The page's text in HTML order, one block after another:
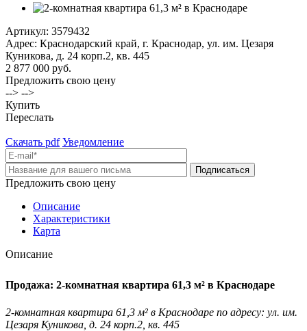
Артикул: 3579432
Адрес: Краснодарский край, г. Краснодар, ул. им. Цезаря
Куникова, д. 24 корп.2, кв. 445
2 877 000 руб.
Предложить свою цену
--> -->
Купить
Переслать
Скачать pdf Уведомление
Предложить свою цену
Описание
Характеристики
Карта
Описание
Продажа: 2-комнатная квартира 61,3 м² в Краснодаре
2-комнатная квартира 61,3 м² в Краснодаре по адресу: ул. им.
Цезаря Куникова, д. 24 корп.2, кв. 445